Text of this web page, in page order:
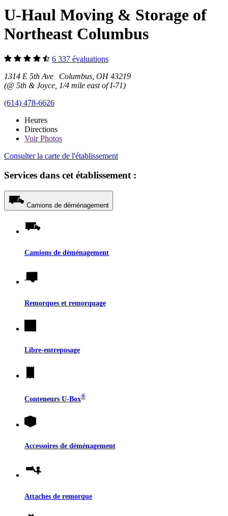
U-Haul Moving & Storage of
Northeast Columbus
6 337 évaluations
1314 E 5th Ave Columbus, OH 43219
(@ 5th & Joyce, 1/4 mile east of I-71)
(614) 478-6626
Heures
Directions
VoirPhotos
Consulter la carte de l'établissement
Services dans cet établissement :
Camions de déménagement
Camions de déménagement
Remorques et remorquage
Libre-entreposage
Conteneurs U-Box®
Accessoires de déménagement
Attaches de remorque